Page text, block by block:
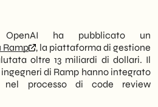
valutare prima di
nel proprio flusso
in ore. Questo cambia
non è solo una storia
una
l’AI possa integrarsi
senza sostituire il
ha pubblicato un
Ramp
, la piattaforma di gestione
oltre 13 miliardi di dollari. Il
di Ramp hanno integrato
nel processo di code review